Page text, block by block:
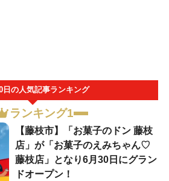
日の人気記事ランキング
ランキング1
【藤枝市】「お菓子のドン 藤枝
店」が「お菓子のえみちゃん♡
藤枝店」となり6月30日にグラン
ドオープン！